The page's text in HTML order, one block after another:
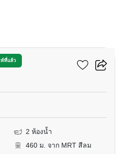
ห์ที่แล้ว
2 ห้องน้ำ
460 ม. จาก MRT สีลม